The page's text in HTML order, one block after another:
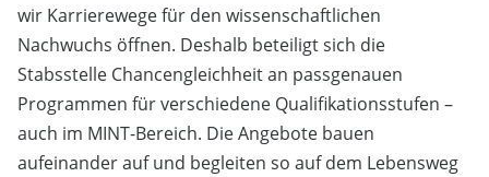
wir Karrierewege für den wissenschaftlichen
Nachwuchs öffnen. Deshalb beteiligt sich die
Stabsstelle Chancengleichheit an passgenauen
Programmen für verschiedene Qualifikationsstufen –
auch im MINT-Bereich. Die Angebote bauen
aufeinander auf und begleiten so auf dem Lebensweg